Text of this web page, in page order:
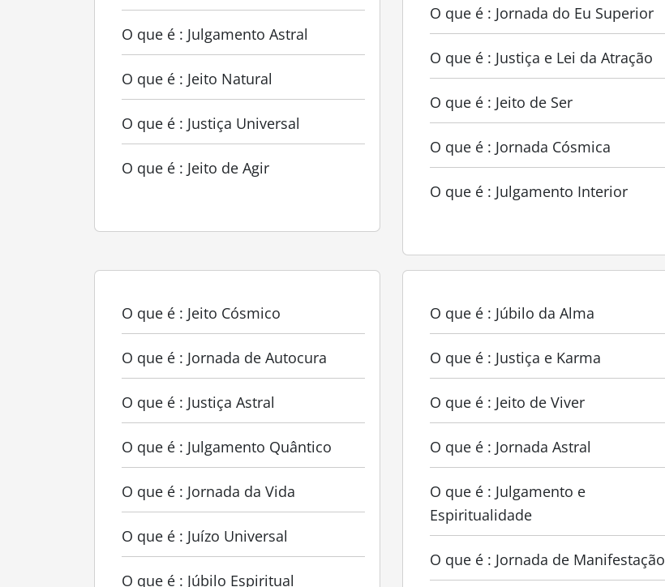
O que é : Julgamento Astral
O que é : Jeito Natural
O que é : Justiça Universal
O que é : Jeito de Agir
O que é : Jornada do Eu Superior
O que é : Justiça e Lei da Atração
O que é : Jeito de Ser
O que é : Jornada Cósmica
O que é : Julgamento Interior
O que é : Jeito Cósmico
O que é : Jornada de Autocura
O que é : Justiça Astral
O que é : Julgamento Quântico
O que é : Jornada da Vida
O que é : Juízo Universal
O que é : Júbilo Espiritual
O que é : Júbilo da Alma
O que é : Justiça e Karma
O que é : Jeito de Viver
O que é : Jornada Astral
O que é : Julgamento e
Espiritualidade
O que é : Jornada de Manifestação